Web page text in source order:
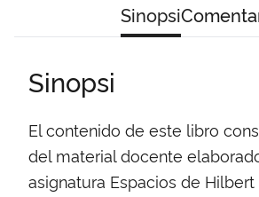
Sinopsi
Sinopsi
El contenido de este libro
del material docente
asignatura Espacios de